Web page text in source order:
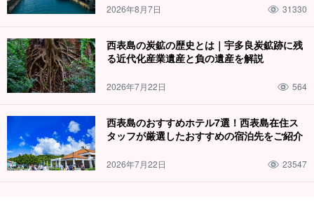
사진 데이터 무료 제공
투어 장비 무료 대여 포함
투어 참가자 특전 페이지 증정
참가일전날 18:00까지 취소 수수료 없음
2026年8月7日 31330
西表島の炭鉱の歴史とは｜宇多良炭鉱跡に残
る近代化産業遺産と負の遺産を解説
2026年7月22日 564
西表島のおすすめホテル7選！西表島在住ス
タッフが厳選したおすすめの宿泊先をご紹介
2026年7月22日 23547